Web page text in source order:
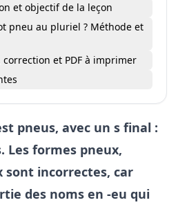
et objectif de la leçon
pneu au pluriel ? Méthode et
correction et PDF à imprimer
pneus, avec un s final :
Les formes pneux,
sont incorrectes, car
des noms en -eu qui